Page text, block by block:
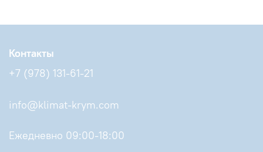
Контакты
+7 (978) 131-61-21
info@klimat-krym.com
Ежедневно 09:00-18:00